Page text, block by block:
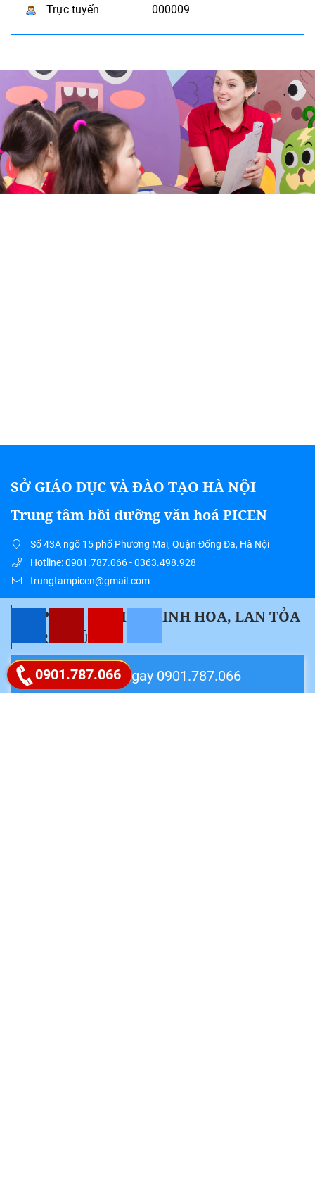
Trực tuyến
000009
" PICEN – HỘI TỤ TINH HOA, LAN TỎA
TRI THỨC "
Liên hệ ngay 0901.787.066
SỞ GIÁO DỤC VÀ ĐÀO TẠO HÀ NỘI
Trung tâm bồi dưỡng văn hoá PICEN
Số 43A ngõ 15 phố Phương Mai, Quận Đống Đa, Hà Nội
Hotline: 0901.787.066 - 0363.498.928
trungtampicen@gmail.com
Google map
0901.787.066